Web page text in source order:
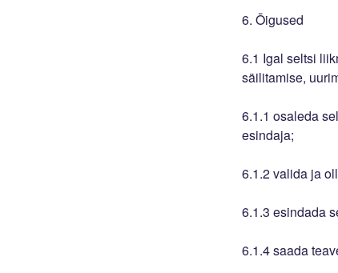
6. Õigused
6.1 Igal seltsi
säilitamise,
6.1.1 osaleda
esindaja;
6.1.2 valida ja
6.1.3 esindada
6.1.4 saada